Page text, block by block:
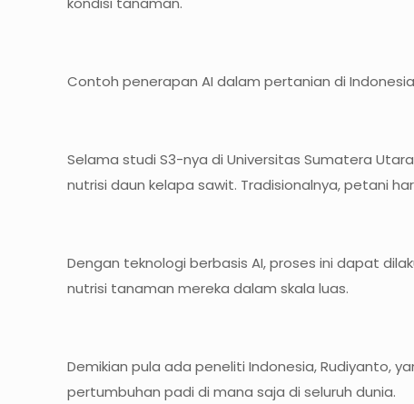
Contoh penerapan AI dalam pertanian di
Selama studi S3-nya di Universitas Sumatera
nutrisi daun kelapa sawit. Tradisionalnya, petani
Dengan teknologi berbasis AI, proses ini dapat
nutrisi tanaman mereka dalam skala luas.
Demikian pula ada peneliti Indonesia, Rudiyanto,
pertumbuhan padi di mana saja di seluruh dunia.